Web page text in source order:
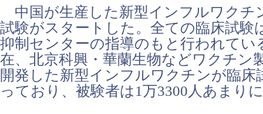
中国が生産した新型インフルワクチ
試験がスタートした。全ての臨床試験
抑制センターの指導のもと行われてい
在、北京科興・華蘭生物などワクチン
開発した新型インフルワクチンが臨床
っており、被験者は1万3300人あまり